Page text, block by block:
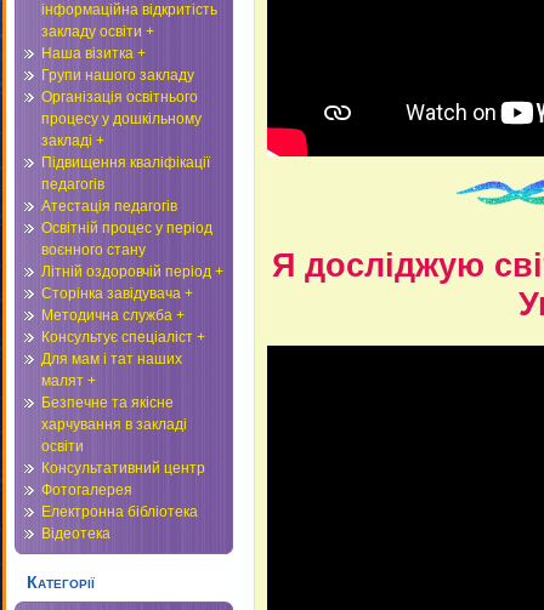
інформаційна відкритість
закладу освіти +
Наша візитка +
Групи нашого закладу
Організація освітнього
процесу у дошкільному
закладі +
Підвищення кваліфікації
педагогів
Атестація педагогів
Освітній процес у період
воєнного стану
Літній оздоровчій період +
Сторінка завідувача +
Методична служба +
Консультує спеціаліст +
Для мам і тат наших
малят +
Безпечне та якісне
харчування в закладі
освіти
Консультативний центр
Фотогалерея
Електронна бібліотека
Відеотека
Категорії
Я досліджую